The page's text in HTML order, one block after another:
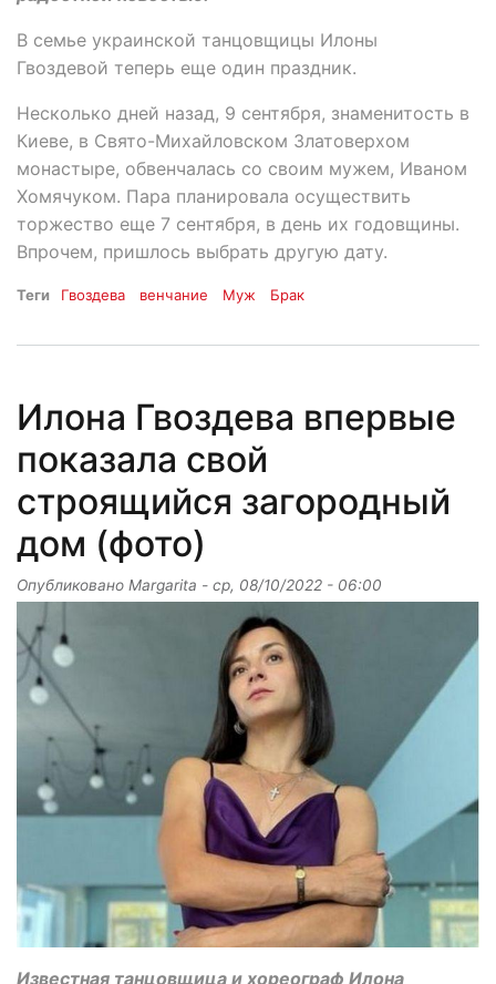
В семье украинской танцовщицы Илоны
Гвоздевой теперь еще один праздник.
Несколько дней назад, 9 сентября, знаменитость в
Киеве, в Свято-Михайловском Златоверхом
монастыре, обвенчалась со своим мужем, Иваном
Хомячуком. Пара планировала осуществить
торжество еще 7 сентября, в день их годовщины.
Впрочем, пришлось выбрать другую дату.
Теги Гвоздева венчание Муж Брак
Илона Гвоздева впервые
показала свой
строящийся загородный
дом (фото)
Опубликовано Margarita - ср, 08/10/2022 - 06:00
Известная танцовщица и хореограф Илона